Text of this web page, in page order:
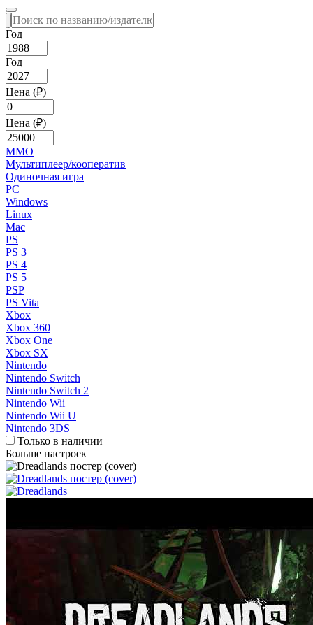
Год
Год
Цена (₽)
Цена (₽)
MMO
Мультиплеер/кооператив
Одиночная игра
PC
Windows
Linux
Mac
PS
PS 3
PS 4
PS 5
PSP
PS Vita
Xbox
Xbox 360
Xbox One
Xbox SX
Nintendo
Nintendo Switch
Nintendo Switch 2
Nintendo Wii
Nintendo Wii U
Nintendo 3DS
Только в наличии
Больше настроек